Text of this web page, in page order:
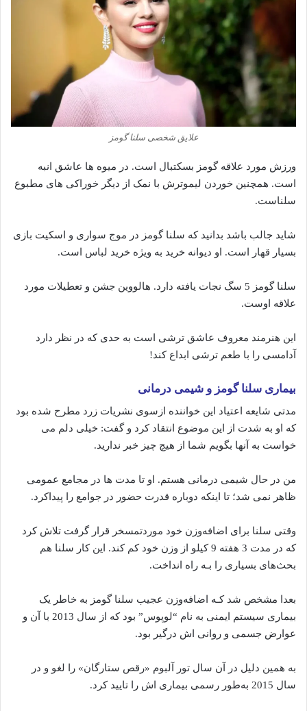
علایق شخصی سلنا گومز
ورزش مورد علاقه گومز بسکتبال است. در میوه ها عاشق انبه
است. همچنین خوردن لیموترش با نمک از دیگر خوراکی های مطبوع
سلناست.
شاید جالب باشد بدانید که سلنا گومز در موج سواری و اسکیت بازی
بسیار قهار است. او دیوانه خرید به ویژه خرید لباس است.
سلنا گومز 5 سگ نجات یافته دارد. هالووین جشن و تعطیلات مورد
علاقه اوست.
این هنرمند معروف عاشق ترشی است به حدی که در نظر دارد
آدامسی را با طعم ترشی ابداع کند!
بیماری سلنا گومز و شیمی درمانی
مدتی شایعه اعتیاد این خواننده ازسوی نشریات زرد مطرح شده بود
که او به شدت از این موضوع انتقاد کرد و گفت: خیلی دلم می
خواست به آنها بگویم شما از هیچ چیز خبر ندارید.
من در حال شیمی درمانی هستم. او تا مدت ها در مجامع عمومی
ظاهر نمی شد؛ تا اینکه دوباره قدرت حضور در جوامع را پیداکرد.
وقتی سلنا برای اضافه‌وزن خود موردتمسخر قرار گرفت تلاش کرد
که در مدت 3 هفته 9 کیلو از وزن خود کم کند. این کار سلنا هم
بحث‌های بسیاری را بـه راه انداخت.
بعدا مشخص شد کـه اضافه‌وزن عجیب سلنا گومز به خاطر یک
بیماری سیستم ایمنی به نام “لوپوس” بود که از سال 2013 با آن و
عوارض جسمی و روانی اش درگیر بود.
به همین دلیل در آن سال تور آلبوم «رقص ستارگان» را لغو و در
سال 2015 به‌طور رسمی بیماری اش را تایید کرد.